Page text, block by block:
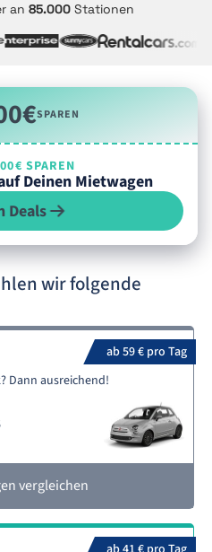
an 85.000 Stationen
SPAREN
SPAREN
Deinen Mietwagen
Deals
wir folgende
ab 59 € pro Tag
Dann ausreichend!
vergleichen